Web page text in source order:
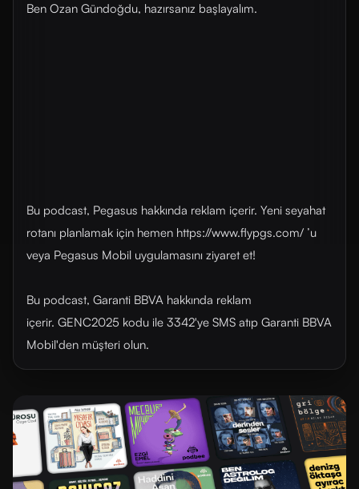
Ben Ozan Gündoğdu, hazırsanız başlayalım.
Bu podcast, Pegasus hakkında reklam içerir. Yeni seyahat
rotanı planlamak için hemen ⁠https://www.flypgs.com/⁠ ’u
veya Pegasus Mobil uygulamasını ziyaret et!
Bu podcast, Garanti BBVA hakkında reklam
içerir. GENC2025 kodu ile 3342'ye SMS atıp Garanti BBVA
Mobil'den müşteri olun.